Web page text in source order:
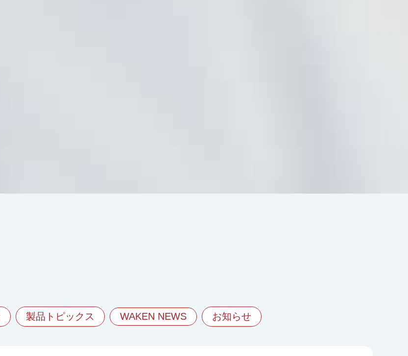
製品トピックス WAKEN NEWS お知らせ